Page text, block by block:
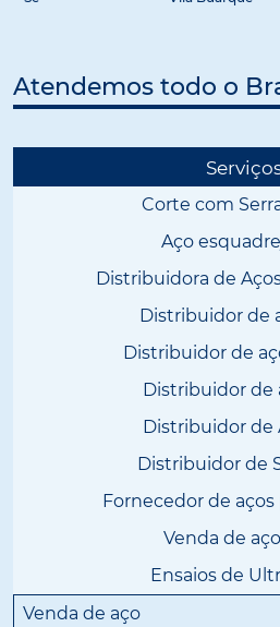
Atendemos todo o
Corte com
Aço
Distribuidora de
Distribuidor de
Distribuidor de
Distribuidor de
Distribuidor de
Distribuidor de
Fornecedor de
Venda de
Ensaios de
Venda de aço